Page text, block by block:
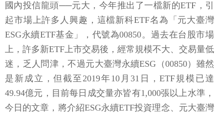
國內投信龍頭──元大，今年推出了一檔新的ETF，引
起市場上許多人興趣，這檔新科ETF名為「元大臺灣
ESG永續ETF基金」，代號為00850。過去在台股市場
上，許多新ETF上市交易後，經常規模不大、交易量低
迷，乏人問津，不過元大臺灣永續ESG（00850）雖然
是新成立，但截至2019年10月31日，ETF規模已達
49.94億元，目前每日成交量亦皆有1,000張以上水準，
今日的文章，將介紹ESG永續ETF投資理念、元大臺灣